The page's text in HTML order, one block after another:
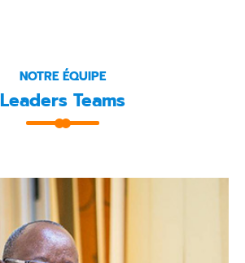
NOTRE ÉQUIPE
Leaders Teams